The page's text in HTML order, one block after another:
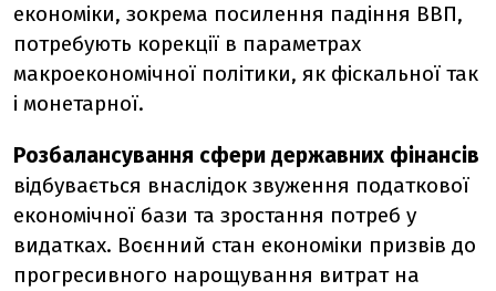
економіки, зокрема посилення падіння ВВП,
потребують корекції в параметрах
макроекономічної політики, як фіскальної так
і монетарної.
Розбалансування сфери державних фінансів
відбувається внаслідок звуження податкової
економічної бази та зростання потреб у
видатках. Воєнний стан економіки призвів до
прогресивного нарощування витрат на